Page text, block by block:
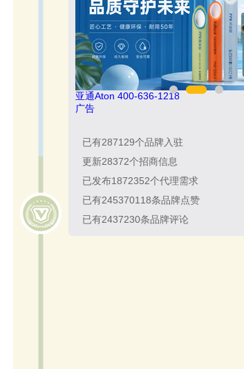
冰尊BENSHION 4008-276-278
广告
已有287129个品牌入驻
更新28372个招商信息
已发布1872352个代理需求
已有245370118条品牌点赞
已有2437230条品牌评论